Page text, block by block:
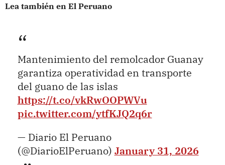
Lea también en El Peruano
Mantenimiento del remolcador Guanay
garantiza operatividad en transporte
del guano de las islas
https://t.co/vkRwOOPWVu
pic.twitter.com/ytfKJQ2q6r
— Diario El Peruano
(@DiarioElPeruano) January 31, 2026